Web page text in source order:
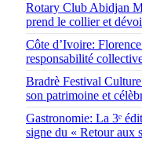
Rotary Club Abidjan
prend le collier et
Côte d’Ivoire:
responsabilité
Bradrè Festival
son patrimoine et
Gastronomie: La 3ᵉ
signe du « Retour aux